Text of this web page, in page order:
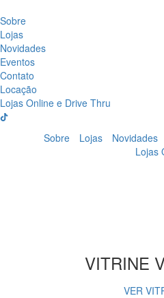
Sobre
Lojas
Novidades
Eventos
Contato
Locação
Lojas Online e Drive Thru
Sobre Lojas Novidades
Lojas
VITRINE
VER